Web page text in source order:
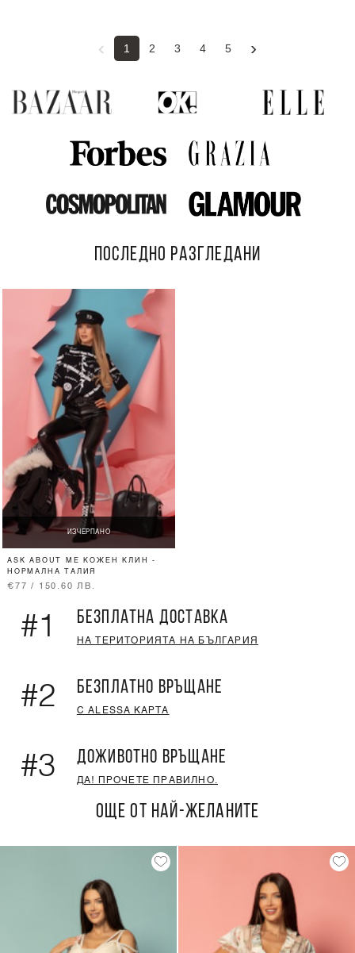
‹ 1 2 3 4 5 ›
ПОСЛЕДНО РАЗГЛЕДАНИ
ИЗЧЕРПАНО
ASK ABOUT ME КОЖЕН КЛИН -
НОРМАЛНА ТАЛИЯ
€77 / 150.60 ЛВ.
#1 БЕЗПЛАТНА ДОСТАВКА
НА ТЕРИТОРИЯТА НА БЪЛГАРИЯ
#2 БЕЗПЛАТНО ВРЪЩАНЕ
С ALESSA КАРТА
#3 ДОЖИВОТНО ВРЪЩАНЕ
ДА! ПРОЧЕТЕ ПРАВИЛНО.
ОЩЕ ОТ НАЙ-ЖЕЛАНИТЕ